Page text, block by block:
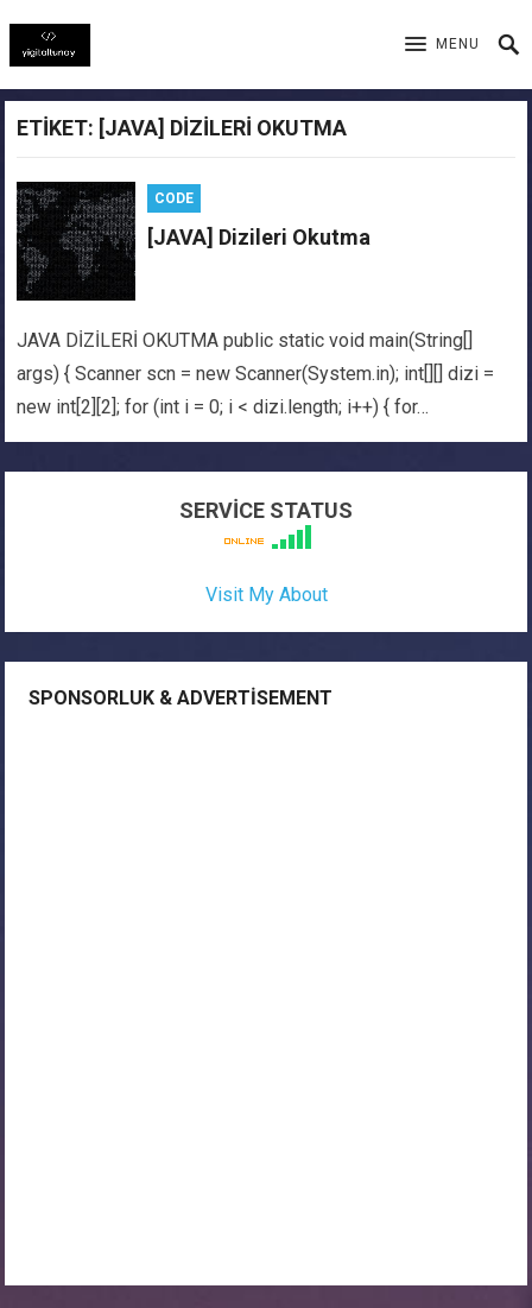
MENU
ETIKET: [JAVA] DIZILERI OKUTMA
CODE
[JAVA] Dizileri Okutma
JAVA DİZİLERİ OKUTMA public static void main(String[]
args) { Scanner scn = new Scanner(System.in); int[][] dizi =
new int[2][2]; for (int i = 0; i < dizi.length; i++) { for…
SERVİCE STATUS
Visit My About
SPONSORLUK & ADVERTISEMENT